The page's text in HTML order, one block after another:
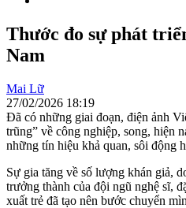
Thước đo sự phát
Nam
Mai Lữ
27/02/2026 18:19
Đã có những giai đoạn, điện ảnh
trũng” về công nghiệp, song, hiện
những tín hiệu khả quan, sôi động
Sự gia tăng về số lượng khán giả,
trưởng thành của đội ngũ nghệ sĩ,
xuất trẻ đã tạo nên bước chuyển